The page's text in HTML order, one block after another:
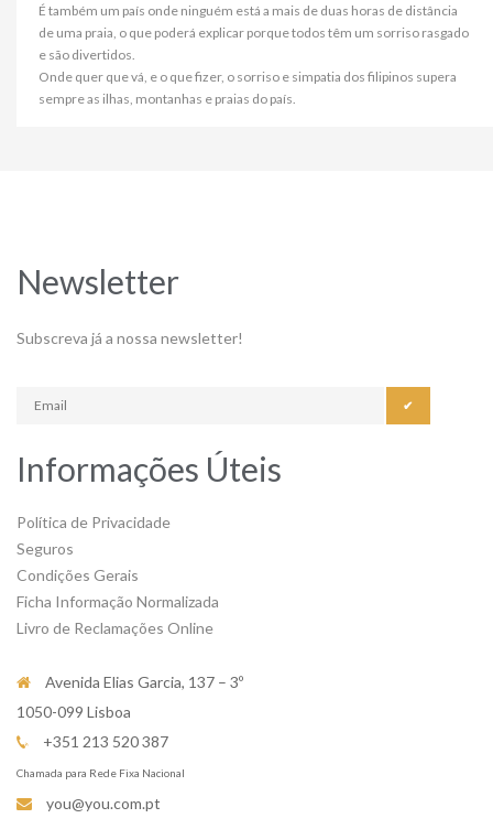
É também um país onde ninguém está a mais de duas horas de distância
de uma praia, o que poderá explicar porque todos têm um sorriso rasgado
e são divertidos.
Onde quer que vá, e o que fizer, o sorriso e simpatia dos filipinos supera
sempre as ilhas, montanhas e praias do país.
Newsletter
Subscreva já a nossa newsletter!
✔
Informações Úteis
Política de Privacidade
Seguros
Condições Gerais
Ficha Informação Normalizada
Livro de Reclamações Online
Avenida Elias Garcia, 137 – 3º
1050-099 Lisboa
+351 213 520 387
Chamada para Rede Fixa Nacional
you@you.com.pt